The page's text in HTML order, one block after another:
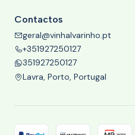
Contactos
geral@vinhalvarinho.pt
+351927250127
351927250127
Lavra, Porto, Portugal